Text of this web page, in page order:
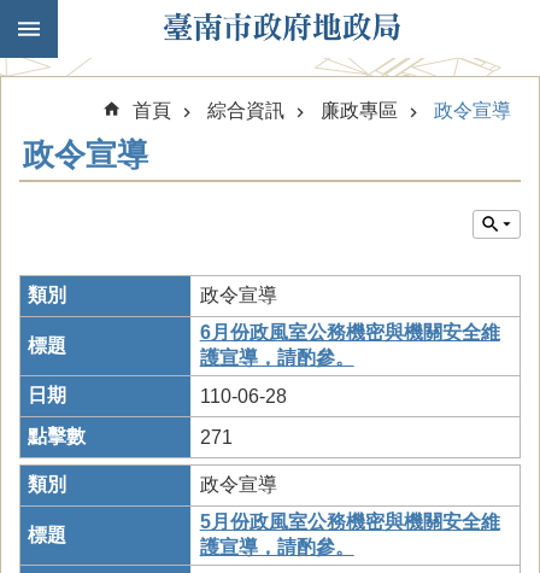
跳到主要內容區塊
首頁 綜合資訊 廉政專區 政令宣導
政令宣導
政令宣導
6月份政風室公務機密與機關安全維
護宣導，請酌參。
110-06-28
271
政令宣導
5月份政風室公務機密與機關安全維
護宣導，請酌參。